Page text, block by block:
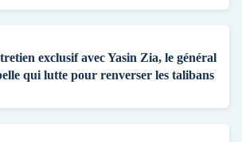
exclusif avec Yasin Zia, le général
qui lutte pour renverser les talibans